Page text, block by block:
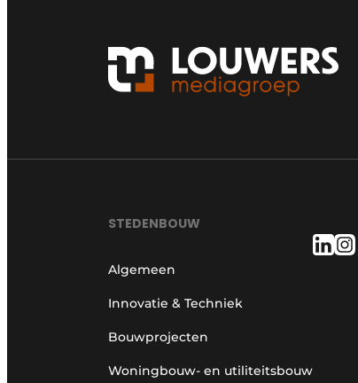
STEDENBOUW
Algemeen
Innovatie & Techniek
Bouwprojecten
Woningbouw- en utiliteitsbouw